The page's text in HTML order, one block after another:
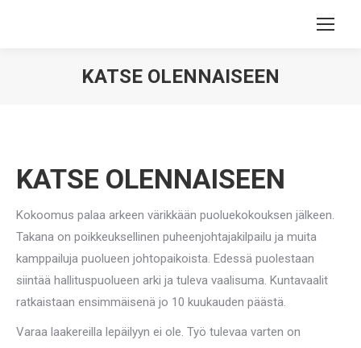
KATSE OLENNAISEEN
KATSE OLENNAISEEN
Kokoomus palaa arkeen värikkään puoluekokouksen jälkeen.
Takana on poikkeuksellinen puheenjohtajakilpailu ja muita
kamppailuja puolueen johtopaikoista. Edessä puolestaan
siintää hallituspuolueen arki ja tuleva vaalisuma. Kuntavaalit
ratkaistaan ensimmäisenä jo 10 kuukauden päästä.
Varaa laakereilla lepäilyyn ei ole. Työ tulevaa varten on